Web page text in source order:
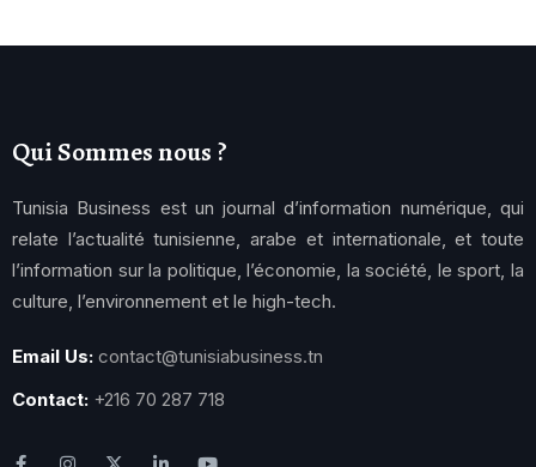
Qui Sommes nous ?
Tunisia Business est un journal d’information numérique, qui
relate l’actualité tunisienne, arabe et internationale, et toute
l’information sur la politique, l’économie, la société, le sport, la
culture, l’environnement et le high-tech.
Email Us: contact@tunisiabusiness.tn
Contact: +216 70 287 718